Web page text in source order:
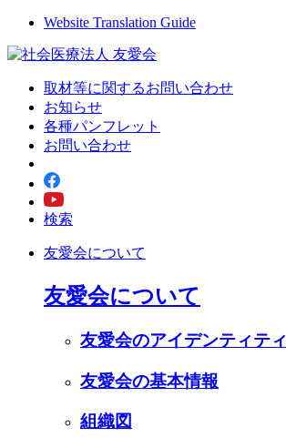
Website Translation Guide
取材等に関するお問い合わせ
お知らせ
各種パンフレット
お問い合わせ
検索
友愛会について
友愛会について
友愛会のアイデンティティ
友愛会の基本情報
組織図